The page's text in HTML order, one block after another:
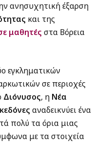
ανησυχητική έξαρση
και της
μαθητές στα Βόρεια
εγκληματικών
σε περιοχές
Διόνυσος, η Νέα
αναδεικνύει ένα
πολύ τα όρια μιας
με τα στοιχεία